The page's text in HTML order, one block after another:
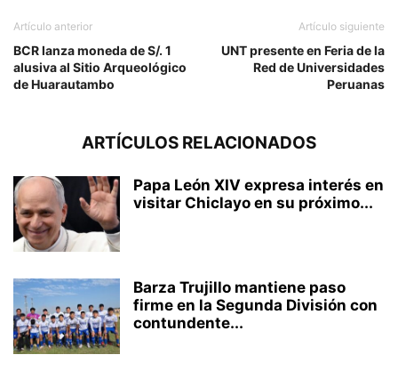
Artículo anterior
BCR lanza moneda de S/. 1
alusiva al Sitio Arqueológico
de Huarautambo
Artículo siguiente
UNT presente en Feria de la
Red de Universidades
Peruanas
ARTÍCULOS RELACIONADOS
Papa León XIV expresa interés en
visitar Chiclayo en su próximo...
Barza Trujillo mantiene paso
firme en la Segunda División con
contundente...